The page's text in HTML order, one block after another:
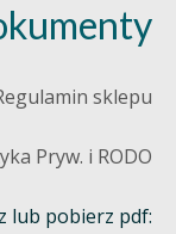
sklepu
Pryw. i RODO
lub pobierz pdf: